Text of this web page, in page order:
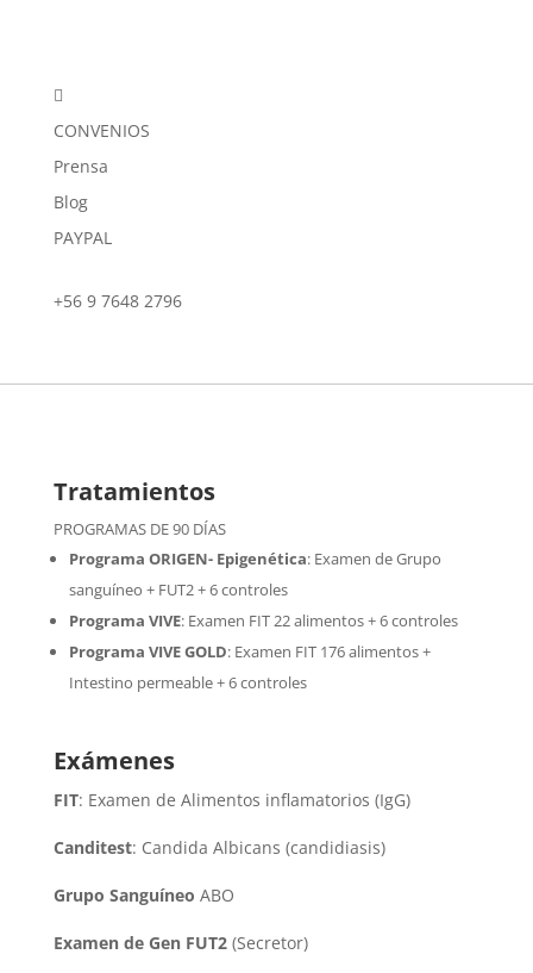

CONVENIOS
Prensa
Blog
PAYPAL
+56 9 7648 2796
Tratamientos
PROGRAMAS DE 90 DÍAS
Programa ORIGEN- Epigenética:Examen de Grupo
sanguíneo + FUT2 + 6 controles
Programa VIVE: Examen FIT 22 alimentos + 6 controles
Programa VIVE GOLD: Examen FIT 176 alimentos +
Intestino permeable + 6 controles
Exámenes
FIT: Examen de Alimentos inflamatorios (IgG)
Canditest: Candida Albicans (candidiasis)
Grupo Sanguíneo ABO
Examen de Gen FUT2(Secretor)